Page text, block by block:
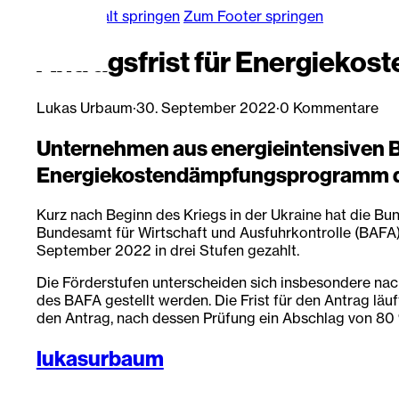
Zum Hauptinhalt springen Zum Footer springen
Antragsfrist für
Lukas Urbaum·30. September 2022·0 Kommentare
Unternehmen aus energieintensiven
Energiekostendämpfungsprogramm
Kurz nach Beginn des Kriegs in der Ukraine hat die
Bundesamt für Wirtschaft und Ausfuhrkontrolle
September 2022 in drei Stufen gezahlt.
Die Förderstufen unterscheiden sich insbesondere
des BAFA gestellt werden. Die Frist für den Antrag
den Antrag, nach dessen Prüfung ein Abschlag von
lukasurbaum